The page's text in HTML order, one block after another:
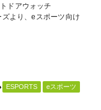
ドアウォッチ
ズより、eスポーツ向け
ESPORTS
eスポーツ